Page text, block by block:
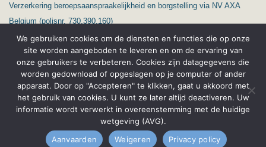
Verzerkering beroepsaanspraakelijkheid en borgstelling via NV AXA
Belgium (polisnr. 730.390.160)
(C) Ard’immo & Conseils Privacybescherming & GPDR
Wettelijke vermeldingen
We gebruiken cookies om de diensten en functies die op onze
site worden aangeboden te leveren en om de ervaring van
onze gebruikers te verbeteren. Cookies zijn datagegevens die
worden gedownload of opgeslagen op je computer of ander
apparaat. Door op "Accepteren" te klikken, gaat u akkoord met
het gebruik van cookies. U kunt ze later altijd deactiveren. Uw
informatie wordt verwerkt in overeenstemming met de huidige
wetgeving (AVG).
Aanvaarden
Weigeren Privacy policy